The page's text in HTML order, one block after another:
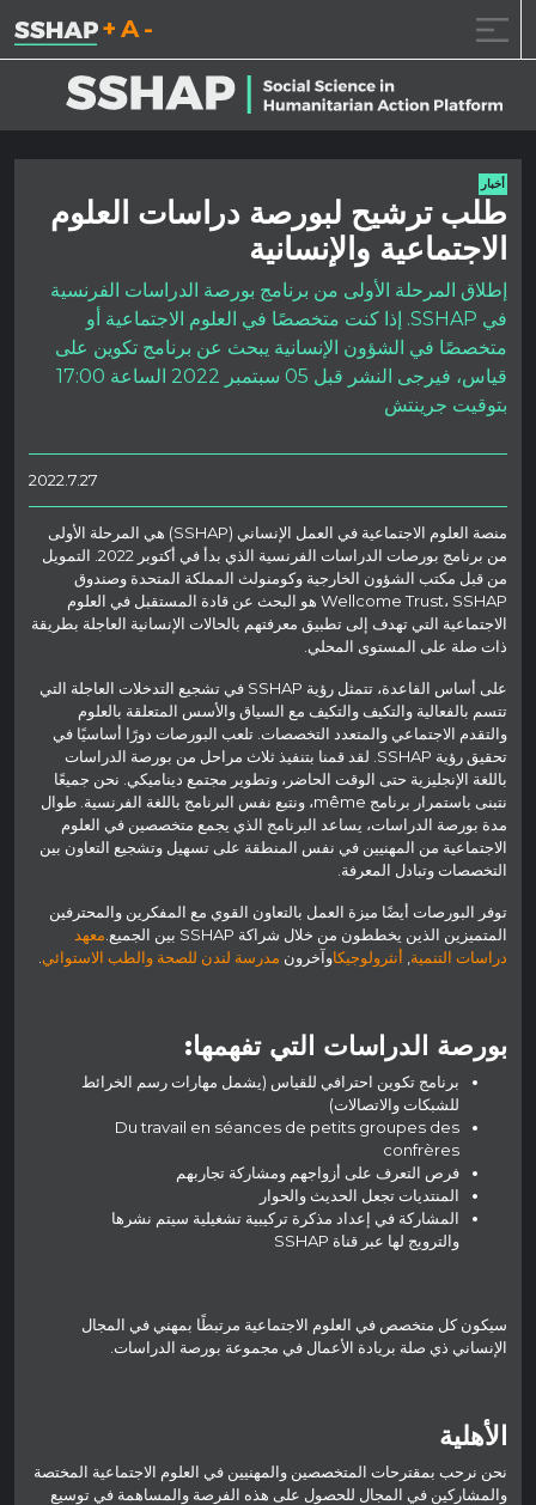
تقليل حجم الخط.
إعادة ضبط حجم
زيادة حجم
أخبار
طلب ترشيح لبورصة دراسات العلوم
الاجتماعية والإنسانية
إطلاق المرحلة الأولى من برنامج بورصة الدراسات الفرنسية
في SSHAP. إذا كنت متخصصًا في العلوم الاجتماعية أو
متخصصًا في الشؤون الإنسانية يبحث عن برنامج تكوين على
قياس، فيرجى النشر قبل 05 سبتمبر 2022 الساعة 17:00
بتوقيت جرينتش
2022.7.27
منصة العلوم الاجتماعية في العمل الإنساني (SSHAP) هي المرحلة الأولى
من برنامج بورصات الدراسات الفرنسية الذي بدأ في أكتوبر 2022. التمويل
من قبل مكتب الشؤون الخارجية وكومنولث المملكة المتحدة وصندوق
Wellcome Trust، SSHAP هو البحث عن قادة المستقبل في العلوم
الاجتماعية التي تهدف إلى تطبيق معرفتهم بالحالات الإنسانية العاجلة بطريقة
ذات صلة على المستوى المحلي.
على أساس القاعدة، تتمثل رؤية SSHAP في تشجيع التدخلات العاجلة التي
تتسم بالفعالية والتكيف والتكيف مع السياق والأسس المتعلقة بالعلوم
والتقدم الاجتماعي والمتعدد التخصصات. تلعب البورصات دورًا أساسيًا في
تحقيق رؤية SSHAP. لقد قمنا بتنفيذ ثلاث مراحل من بورصة الدراسات
باللغة الإنجليزية حتى الوقت الحاضر، وتطوير مجتمع ديناميكي. نحن جميعًا
نتبنى باستمرار برنامج même، ونتبع نفس البرنامج باللغة الفرنسية. طوال
مدة بورصة الدراسات، يساعد البرنامج الذي يجمع متخصصين في العلوم
الاجتماعية من المهنيين في نفس المنطقة على تسهيل وتشجيع التعاون بين
التخصصات وتبادل المعرفة.
توفر البورصات أيضًا ميزة العمل بالتعاون القوي مع المفكرين والمحترفين
المتميزين الذين يخططون من خلال شراكة SSHAP بين الجميع.
معهد
دراسات التنمية, أنثرولوجيكاوآخرونمدرسة لندن للصحة والطب الاستوائي
بورصة الدراسات التي تفهمها:
برنامج تكوين احترافي للقياس (يشمل مهارات رسم الخرائط
للشبكات والاتصالات)
Du travail en séances de petits groupes des
confrères
فرص التعرف على أزواجهم ومشاركة تجاربهم
المنتديات تجعل الحديث والحوار
المشاركة في إعداد مذكرة تركيبية تشغيلية سيتم نشرها
والترويج لها عبر قناة SSHAP
سيكون كل متخصص في العلوم الاجتماعية مرتبطًا بمهني في المجال
الإنساني ذي صلة بريادة الأعمال في مجموعة بورصة الدراسات.
الأهلية
نحن نرحب بمقترحات المتخصصين والمهنيين في العلوم الاجتماعية المختصة
والمشاركين في المجال للحصول على هذه الفرصة والمساهمة في توسيع